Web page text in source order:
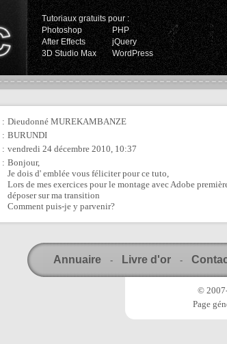
Tutoriaux gratuits pour :
Photoshop
PHP
After Effects
jQuery
3D Studio Max
WordPress
: Dieudonné MUREKAMBANZE
: BURUNDI
: vendredi 24 décembre 2010, 10:37
: Bonjour,
Je dois d' emblée vous féliciter pour ce tuto,
Lors de mes exercices pour le montage avec Adobe
déposer sur ma transition
Comment puis-je y parvenir?
Annuaire - Livre d'or -
©
Page